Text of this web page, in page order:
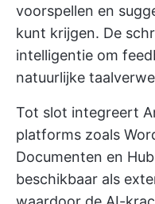
voorspellen en
kunt krijgen. De
intelligentie om
natuurlijke
Tot slot integreert
platforms zoals
Documenten en
beschikbaar als